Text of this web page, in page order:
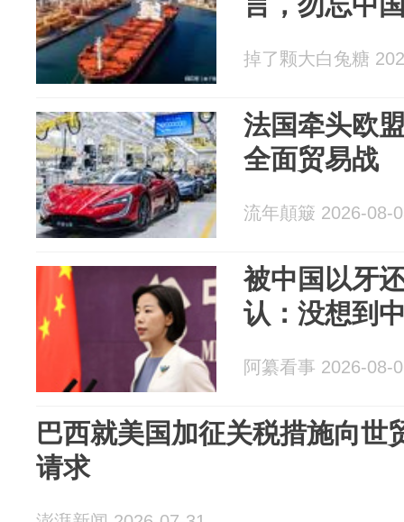
掉了颗大白兔糖
法国牵头欧
全面贸易战
流年顛簸 2026-08-
被中国以牙
认：没想到
阿纂看事 2026-08-
巴西就美国加征关税措施向世
请求